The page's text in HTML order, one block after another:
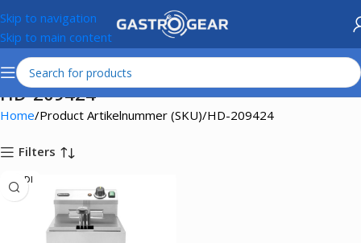
Skip to navigation
Skip to main content
HD-209424
Home Product Artikelnummer (SKU) HD-209424
Filters
HENDI